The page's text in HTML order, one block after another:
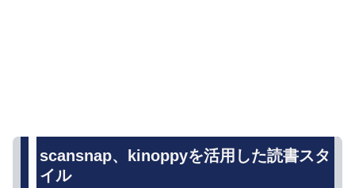
scansnap、kinoppyを活用した読書スタ
イル